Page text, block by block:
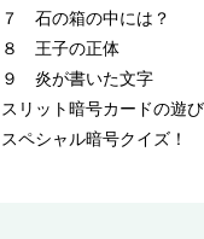
７ 石の箱の中には？
８ 王子の正体
９ 炎が書いた文字
スリット暗号カードの遊
スペシャル暗号クイズ！